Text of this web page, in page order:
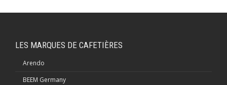
LES MARQUES DE CAFETIÈRES
Arendo
BEEM Germany